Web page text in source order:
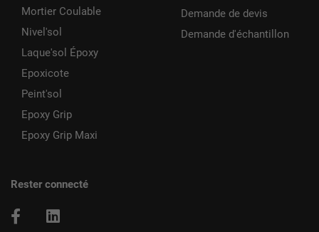
Mortier Coulable
Nivel'sol
Laque'sol Époxy
Epoxicote
Peint'sol
Epoxy Grip
Epoxy Grip Maxi
Demande de devis
Demande d'échantillon
Rester connecté